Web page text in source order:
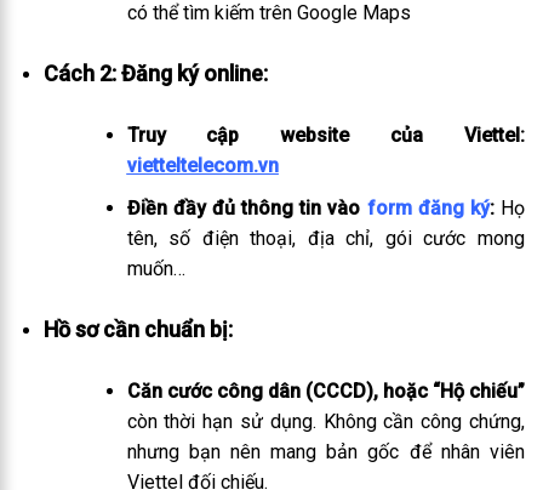
có thể tìm kiếm trên Google Maps
Cách 2: Đăng ký online:
Truy cập website của Viettel:
vietteltelecom.vn
Điền đầy đủ thông tin vào form đăng ký:Họ
tên, số điện thoại, địa chỉ, gói cước mong
muốn…
Hồ sơ cần chuẩn bị:
Căn cước công dân (CCCD), hoặc “Hộ chiếu”
còn thời hạn sử dụng. Không cần công chứng,
nhưng bạn nên mang bản gốc để nhân viên
Viettel đối chiếu.